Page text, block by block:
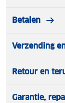
Betalen
Verzending
Retour en
Garantie,